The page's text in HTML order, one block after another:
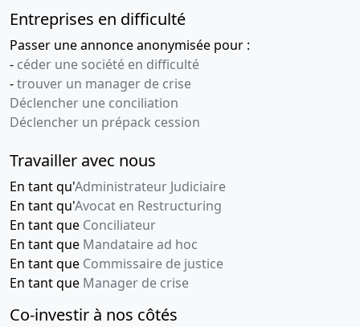
19-01-1995
Changement de la
dénomination sociale
NOUVELLE : BAMBUCK ET
ASSOCIES , MODIFICATION
ADMINISTRATION ,
31-01-1994 Divers
Cession de parts
01-01-1994
Divers
27-12-1993
Divers
16-12-1993
Divers
Cession de parts
Entreprises en difficulté
Passer une annonce anonymisée pour :
- céder une société en difficulté
-trouver un manager de crise
Déclencher une conciliation
Déclencher un prépack cession
Travailler avec nous
En tant qu'Administrateur Judiciaire
En tant qu'Avocat en Restructuring
En tant que Conciliateur
En tant que Mandataire ad hoc
En tant que Commissaire de justice
En tant que Manager de crise
Co-investir à nos côtés